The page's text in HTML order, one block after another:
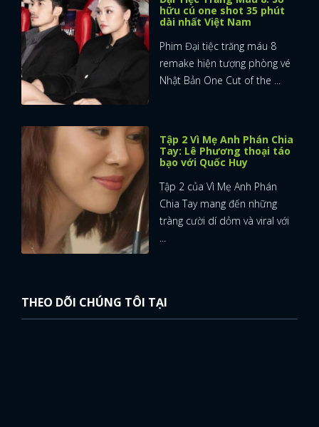
hữu cú one shot 35 phút
dài nhất Việt Nam
Phim Đại tiệc trăng máu 8
remake hiện tượng phòng vé
Nhật Bản One Cut of the ...
Tập 2 Vì Mẹ Anh Phán Chia
Tay: Lê Phương thoại táo
bạo với Quốc Huy
Tập 2 của Vì Mẹ Anh Phán
Chia Tay mang đến những
tràng cười dí dỏm và viral với
...
THEO DÕI CHÚNG TÔI TẠI